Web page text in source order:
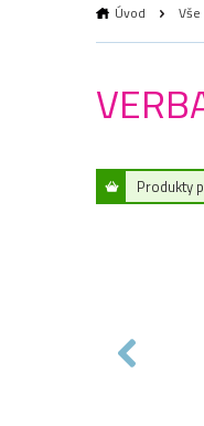
Úvod
Produkty